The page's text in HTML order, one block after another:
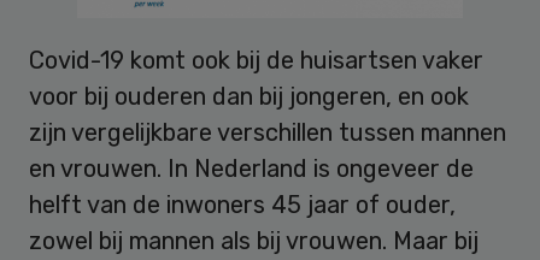
Covid-19 komt ook bij de huisartsen vaker
voor bij ouderen dan bij jongeren, en ook
zijn vergelijkbare verschillen tussen mannen
en vrouwen. In Nederland is ongeveer de
helft van de inwoners 45 jaar of ouder,
zowel bij mannen als bij vrouwen. Maar bij